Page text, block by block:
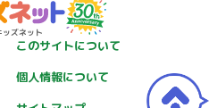
このサイトについて
個人情報について